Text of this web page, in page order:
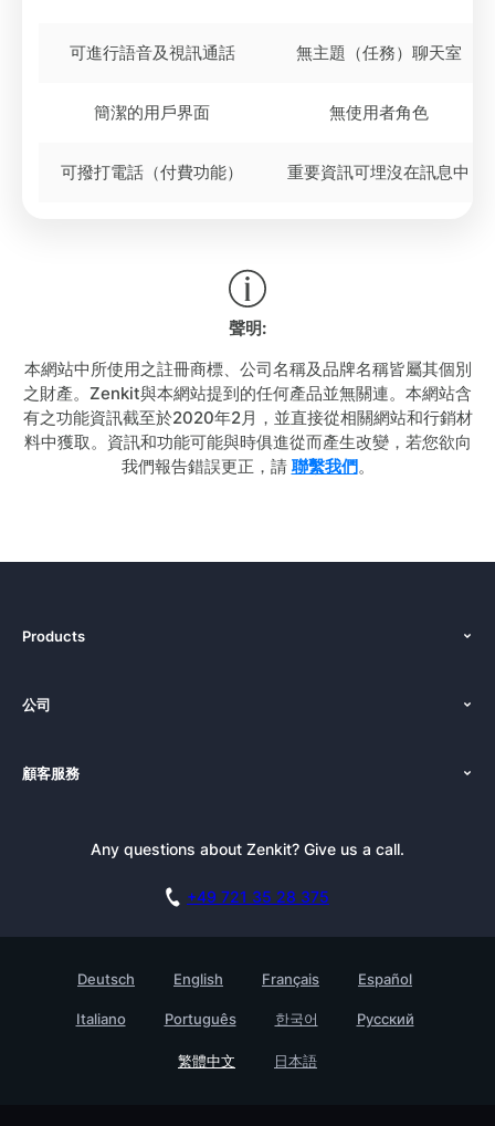
可進行語音及視訊通話 無主題（任務）聊天室
簡潔的用戶界面 無使用者角色
可撥打電話（付費功能） 重要資訊可埋沒在訊息中
聲明:
本網站中所使用之註冊商標、公司名稱及品牌名稱皆屬其個別
之財產。Zenkit與本網站提到的任何產品並無關連。本網站含
有之功能資訊截至於2020年2月，並直接從相關網站和行銷材
料中獲取。資訊和功能可能與時俱進從而產生改變，若您欲向
我們報告錯誤更正，請 聯繫我們。
Products
定價
預訂您的演示
公司
新聞發布
新聞素材包
顧客服務
電子報訂閱Any questions about Zenkit? Give us a call.
+49 721 35 28 375
Deutsch English Français Español
Italiano Português 한국어 Русский
繁體中文 日本語